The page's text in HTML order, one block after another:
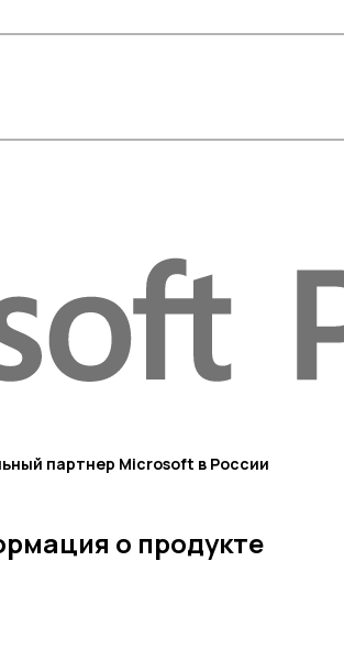
партнер Microsoft в России
о продукте